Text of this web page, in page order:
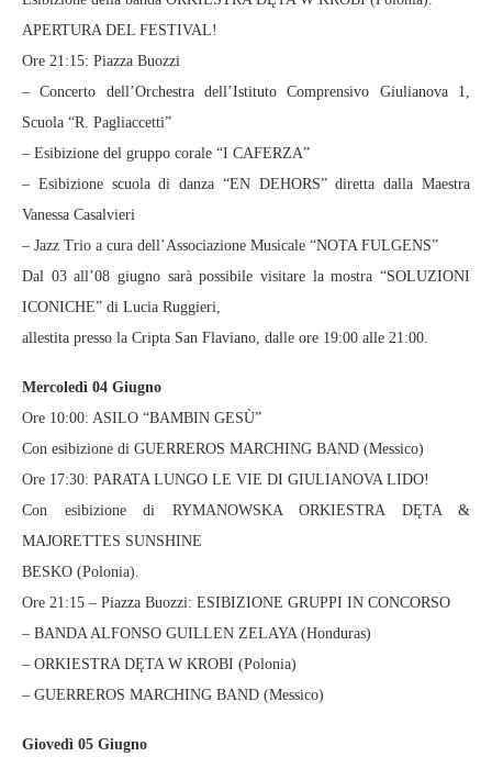
APERTURA DEL FESTIVAL!
Ore 21:15: Piazza Buozzi
– Concerto dell’Orchestra dell’Istituto Comprensivo Giulianova 1,
Scuola “R. Pagliaccetti”
– Esibizione del gruppo corale “I CAFERZA”
– Esibizione scuola di danza “EN DEHORS” diretta dalla Maestra
Vanessa Casalvieri
– Jazz Trio a cura dell’Associazione Musicale “NOTA FULGENS”
Dal 03 all’08 giugno sarà possibile visitare la mostra “SOLUZIONI
ICONICHE” di Lucia Ruggieri,
allestita presso la Cripta San Flaviano, dalle ore 19:00 alle 21:00.
Mercoledì 04 Giugno
Ore 10:00: ASILO “BAMBIN GESÙ”
Con esibizione di GUERREROS MARCHING BAND (Messico)
Ore 17:30: PARATA LUNGO LE VIE DI GIULIANOVA LIDO!
Con esibizione di RYMANOWSKA ORKIESTRA DĘTA &
MAJORETTES SUNSHINE
BESKO (Polonia).
Ore 21:15 – Piazza Buozzi: ESIBIZIONE GRUPPI IN CONCORSO
– BANDA ALFONSO GUILLEN ZELAYA (Honduras)
– ORKIESTRA DĘTA W KROBI (Polonia)
– GUERREROS MARCHING BAND (Messico)
Giovedì 05 Giugno